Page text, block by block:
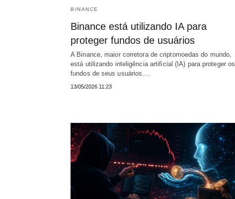
BINANCE
Binance está utilizando IA para
proteger fundos de usuários
A Binance, maior corretora de criptomoedas do mundo,
está utilizando inteligência artificial (IA) para proteger os
fundos de seus usuários.…
13/05/2026 11:23